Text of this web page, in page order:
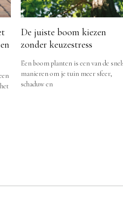
De juiste boom kiezen
zonder keuzestress
Een boom planten is een van de
manieren om je tuin meer sfeer,
schaduw en